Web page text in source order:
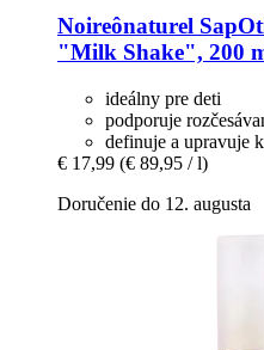
Noireônaturel
"Milk Shake", 200
ideálny pre deti
podporuje
definuje a upravuje
€ 17,99 (€ 89,95 / l)
Doručenie do 12. augusta